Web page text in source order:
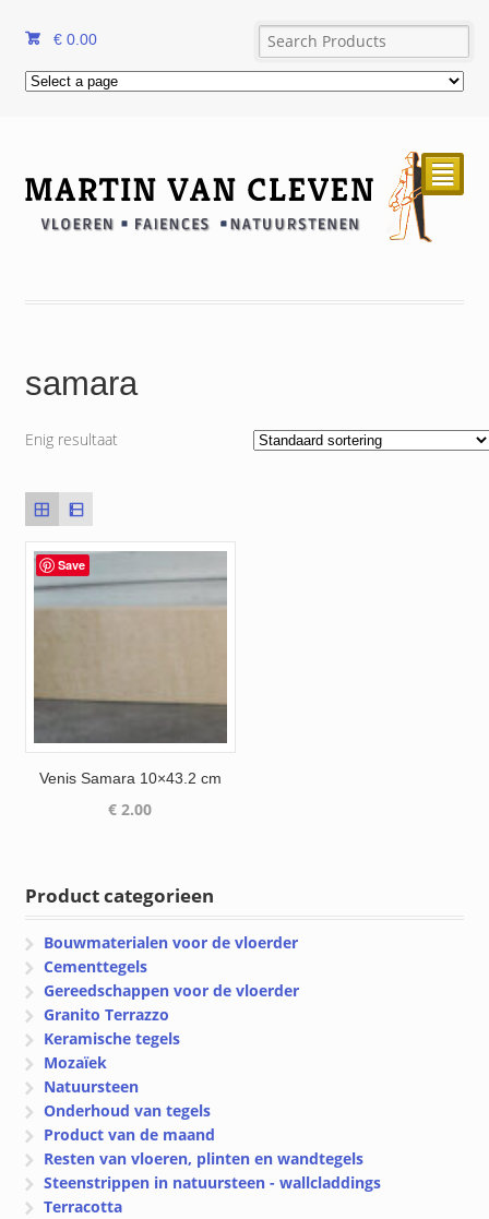
€ 0.00
²
samara
Enig resultaat
Save
Venis Samara 10×43.2 cm
€ 2.00
Product categorieen
Bouwmaterialen voor de vloerder
Cementtegels
Gereedschappen voor de vloerder
Granito Terrazzo
Keramische tegels
Mozaïek
Natuursteen
Onderhoud van tegels
Product van de maand
Resten van vloeren, plinten en wandtegels
Steenstrippen in natuursteen - wallcladdings
Terracotta